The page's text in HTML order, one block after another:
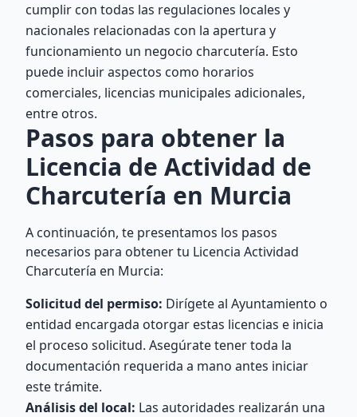
cumplir con todas las regulaciones locales y
nacionales relacionadas con la apertura y
funcionamiento un negocio charcutería. Esto
puede incluir aspectos como horarios
comerciales, licencias municipales adicionales,
entre otros.
Pasos para obtener la
Licencia de Actividad de
Charcutería en Murcia
A continuación, te presentamos los pasos
necesarios para obtener tu Licencia Actividad
Charcutería en Murcia:
Solicitud del permiso: Dirígete al Ayuntamiento o
entidad encargada otorgar estas licencias e inicia
el proceso solicitud. Asegúrate tener toda la
documentación requerida a mano antes iniciar
este trámite.
Análisis del local: Las autoridades realizarán una